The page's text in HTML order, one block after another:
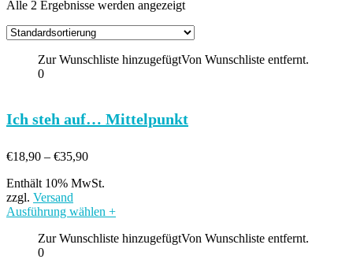
Alle 2 Ergebnisse werden angezeigt
Zur Wunschliste hinzugefügtVon Wunschliste entfernt.
0
Ich steh auf… Mittelpunkt
€18,90 – €35,90Preisspanne:
bis
Enthält 10% MwSt.
zzgl. Versand
Ausführung wählen +
Zur Wunschliste hinzugefügtVon Wunschliste entfernt.
0